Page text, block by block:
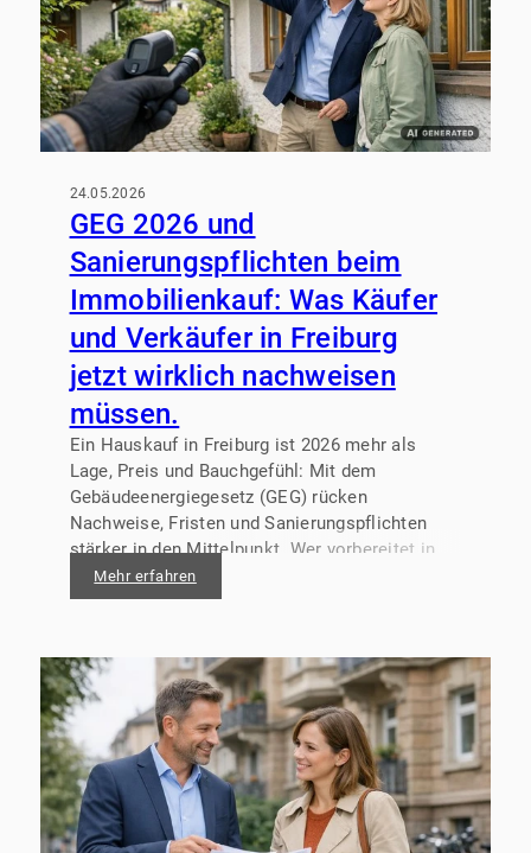
24.05.2026
GEG 2026 und
Sanierungspflichten beim
Immobilienkauf: Was Käufer
und Verkäufer in Freiburg
jetzt wirklich nachweisen
müssen.
Ein Hauskauf in Freiburg ist 2026 mehr als
Lage, Preis und Bauchgefühl: Mit dem
Gebäudeenergiegesetz (GEG) rücken
Nachweise, Fristen und Sanierungspflichten
stärker in den Mittelpunkt. Wer vorbereitet in
die Verhandlung geht, kann Risiken besser
einschätzen, Modernisierungskosten
deutlich reibungsloser gestalten.
Mehr erfahren